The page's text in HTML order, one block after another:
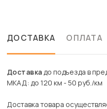
ДОСТАВКА ОПЛАТА
Доставкадо подъезда в
МКАД: до 120 км - 50 руб./км
Доставка товара